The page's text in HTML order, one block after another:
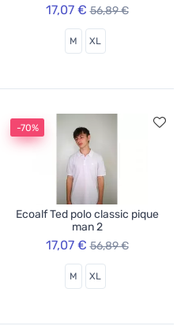
17,07 € 56,89 €
M XL
-70%
Ecoalf Ted polo classic pique
man 2
17,07 € 56,89 €
M XL